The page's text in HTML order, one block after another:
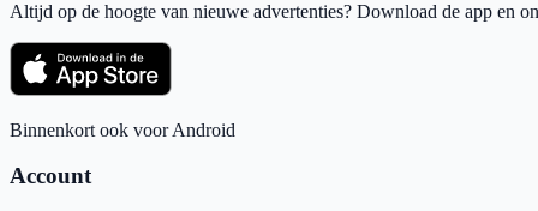
Altijd op de hoogte van nieuwe advertenties? Download de app en
Binnenkort ook voor Android
Account